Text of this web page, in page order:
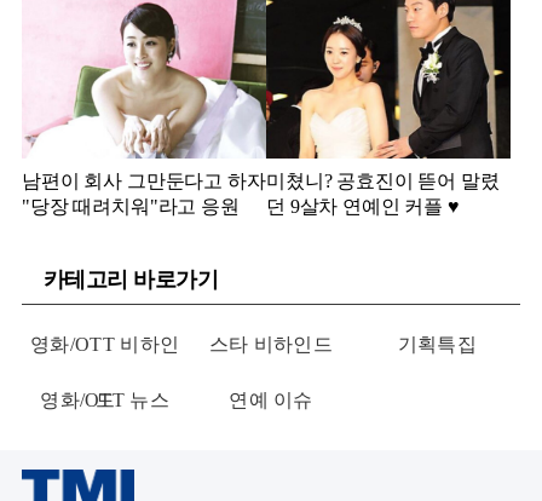
남편이 회사 그만둔다고 하자
"당장 때려치워"라고 응원
미쳤니? 공효진이 뜯어 말렸
던 9살차 연예인 커플 ♥️
카테고리 바로가기
영화/OTT 비하인
드
스타 비하인드 기획특집
영화/OTT 뉴스 연예 이슈